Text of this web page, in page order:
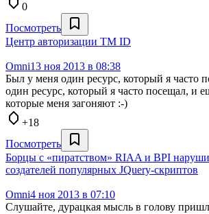
0
Посмотреть
Центр авторизации TM ID
Omni13 ноя 2013 в 08:38
Был у меня один ресурс, который я часто
один ресурс, который я часто посещал, и
которые меня загоняют :-)
+18
Посмотреть
Борцы с «пиратством» RIAA и BPI
создателей популярных JQuery-скриптов
Omni4 ноя 2013 в 07:10
Слушайте, дурацкая мысль в голову